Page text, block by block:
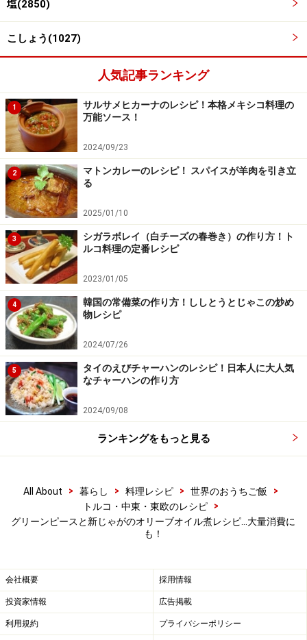
※記事内容は執筆時点のものです。最新の内容をご確認くださ
い。
※衛生面および保存状態に起因して食中毒や体調不良を引き起こ
す場合があります。必ず清潔な状態で、正しい方法で行い、なる
べく早めにお召し上がりください。また、持ち運びの際は保存方
法に注意してください。
【編集部おすすめの購入サイト】
Amazonで人気レシピの書籍をチェック！
楽天市場で人気レシピの書籍をチェック！
塩(2850)
こしょう(1027)
人気記事ランキング
1
サルサメヒカーナのレシピ！本格メキシコ料理の
万能ソース！
2024/09/23
2
マトンカレーのレシピ！ スパイスが羊肉を引き立
る
2025/01/10
3
シガラボレイ（白チーズの春巻き）の作り方！ト
ルコ料理の定番レシピ
2023/01/05
4
韓国の常備菜の作り方！ししとうとじゃこの炒め
物レシピ
2024/07/26
5
タイのえびチャーハンのレシピ！日本人に大人気
なチャーハンの作り方
2024/09/08
ランキングをもっと見る
All About > 暮らし > 料理レシピ > 世界のおうちご飯
>
トルコ・中東・東欧のレシピ
>
グリーンピースと新じゃがのオリーブオイル煮レシピ…大量消費に
も！
会社概要 採用情報
投資家情報 広告掲載
利用規約 プライバシーポリシー